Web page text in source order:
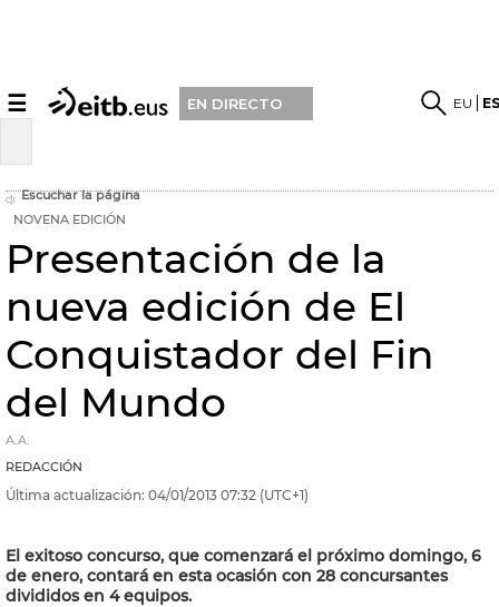
☰ EN DIRECTO EU
Escuchar la página
NOVENA EDICIÓN
Presentación de la
nueva edición de El
Conquistador del Fin
del Mundo
A.A.
REDACCIÓN
Última actualización: 04/01/2013 07:32 (UTC+1)
El exitoso concurso, que comenzará el próximo domingo, 6
de enero, contará en esta ocasión con 28 concursantes
divididos en 4 equipos.